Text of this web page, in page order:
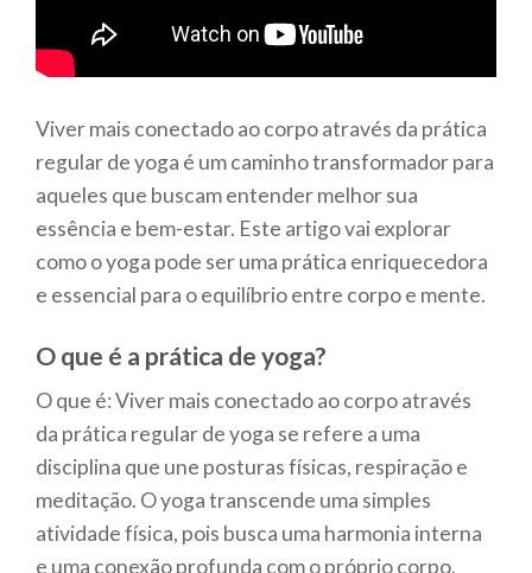
Viver mais conectado ao corpo através da prática
regular de yoga é um caminho transformador para
aqueles que buscam entender melhor sua
essência e bem-estar. Este artigo vai explorar
como o yoga pode ser uma prática enriquecedora
e essencial para o equilíbrio entre corpo e mente.
O que é a prática de yoga?
O que é: Viver mais conectado ao corpo através
da prática regular de yoga se refere a uma
disciplina que une posturas físicas, respiração e
meditação. O yoga transcende uma simples
atividade física, pois busca uma harmonia interna
e uma conexão profunda com o próprio corpo.